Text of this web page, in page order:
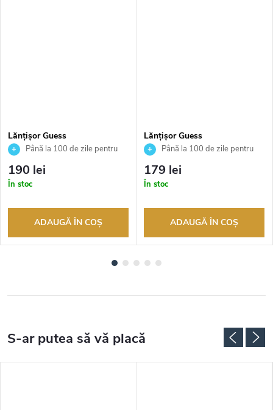
Lănțișor Guess
JUBN04210JWYGT
Până la 100 de zile pentru
returnarea bunurilor. Vânzător
autorizat
190 lei
În stoc
ADAUGĂ ÎN COŞ
Lănțișor Guess
JUBN04593JWRHT
Până la 100 de zile pentru
returnarea bunurilor. Vânzător
autorizat
179 lei
În stoc
ADAUGĂ ÎN COŞ